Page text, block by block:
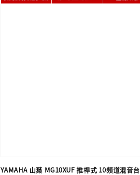
YAMAHA 山葉 MG10XUF 推桿式 10頻道混音台